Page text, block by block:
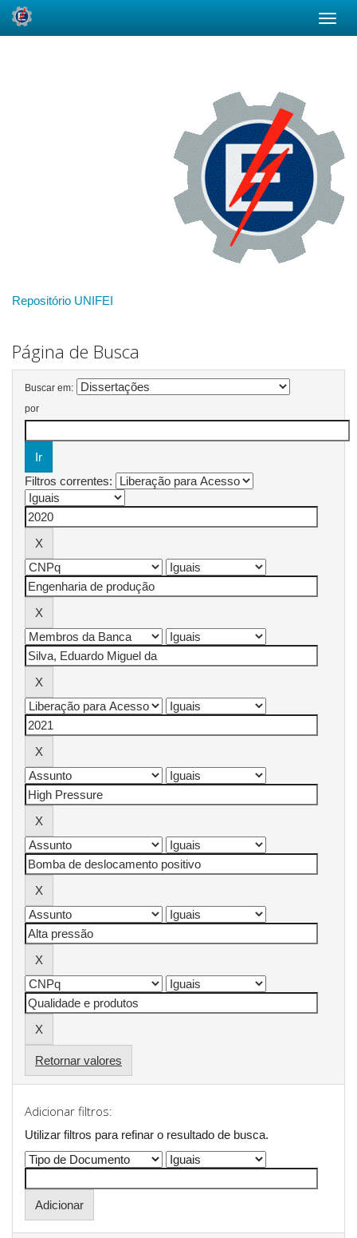
Repositório UNIFEI
Página de Busca
Buscar em:
por
Filtros correntes:
Retornar valores
Adicionar filtros:
Utilizar filtros para refinar o resultado de busca.